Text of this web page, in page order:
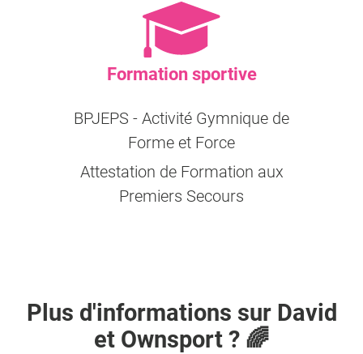
Formation sportive
BPJEPS - Activité Gymnique de
Forme et Force
Attestation de Formation aux
Premiers Secours
Plus d'informations sur David
et Ownsport ? 🌈